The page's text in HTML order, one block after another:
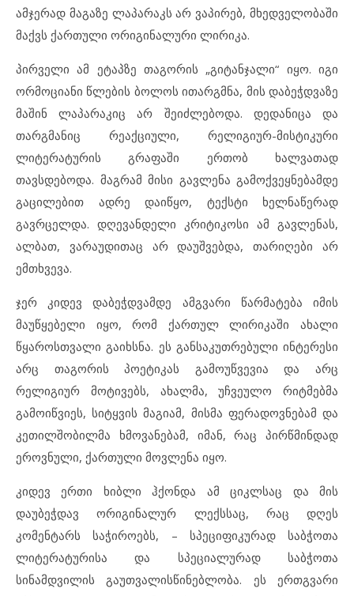
ამჯერად მაგაზე ლაპარაკს არ ვაპირებ, მხედველობაში
მაქვს ქართული ორიგინალური ლირიკა.
პირველი ამ ეტაპზე თაგორის „გიტანჯალი“ იყო. იგი
ორმოციანი წლების ბოლოს ითარგმნა, მის დაბეჭდვაზე
მაშინ ლაპარაკიც არ შეიძლებოდა. დედანიცა და
თარგმანიც რეაქციული, რელიგიურ-მისტიკური
ლიტერატურის გრაფაში ერთობ ხალვათად
თავსდებოდა. მაგრამ მისი გავლენა გამოქვეყნებამდე
გაცილებით ადრე დაიწყო, ტექსტი ხელნაწერად
გავრცელდა. დღევანდელი კრიტიკოსი ამ გავლენას,
ალბათ, ვარაუდითაც არ დაუშვებდა, თარიღები არ
ემთხვევა.
ჯერ კიდევ დაბეჭდვამდე ამგვარი წარმატება იმის
მაუწყებელი იყო, რომ ქართულ ლირიკაში ახალი
წყაროსთვალი გაიხსნა. ეს განსაკუთრებული ინტერესი
არც თაგორის პოეტიკას გამოუწვევია და არც
რელიგიურ მოტივებს, ახალმა, უჩვეულო რიტმებმა
გამოიწვიეს, სიტყვის მაგიამ, მისმა ფერადოვნებამ და
კეთილშობილმა ხმოვანებამ, იმან, რაც პირწმინდად
ეროვნული, ქართული მოვლენა იყო.
კიდევ ერთი ხიბლი ჰქონდა ამ ციკლსაც და მის
დაუბეჭდავ ორიგინალურ ლექსსაც, რაც დღეს
კომენტარს საჭიროებს, – სპეციფიკურად საბჭოთა
ლიტერატურისა და სპეციალურად საბჭოთა
სინამდვილის გაუთვალისწინებლობა. ეს ერთგვარი